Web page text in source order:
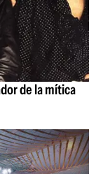
de la mítica